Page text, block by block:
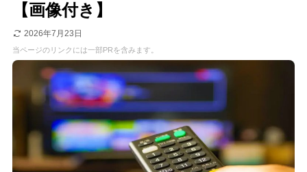
【画像付き】
2026年7月23日
当ページのリンクには一部PRを含みます。